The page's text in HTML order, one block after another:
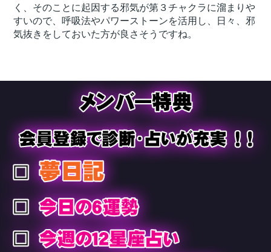
く、そのことに起因する邪気が第３チャクラに溜まりや
すいので、呼吸法やパワーストーンを活用し、日々、邪
気抜きをしておいた方が良さそうですね。